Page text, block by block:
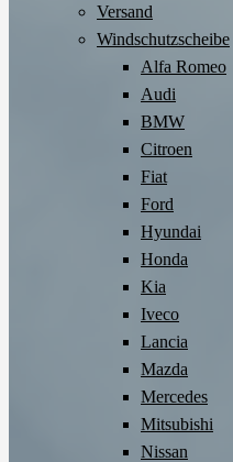
Versand
Windschutzscheibe
Alfa Romeo
Audi
BMW
Citroen
Fiat
Ford
Hyundai
Honda
Kia
Iveco
Lancia
Mazda
Mercedes
Mitsubishi
Nissan